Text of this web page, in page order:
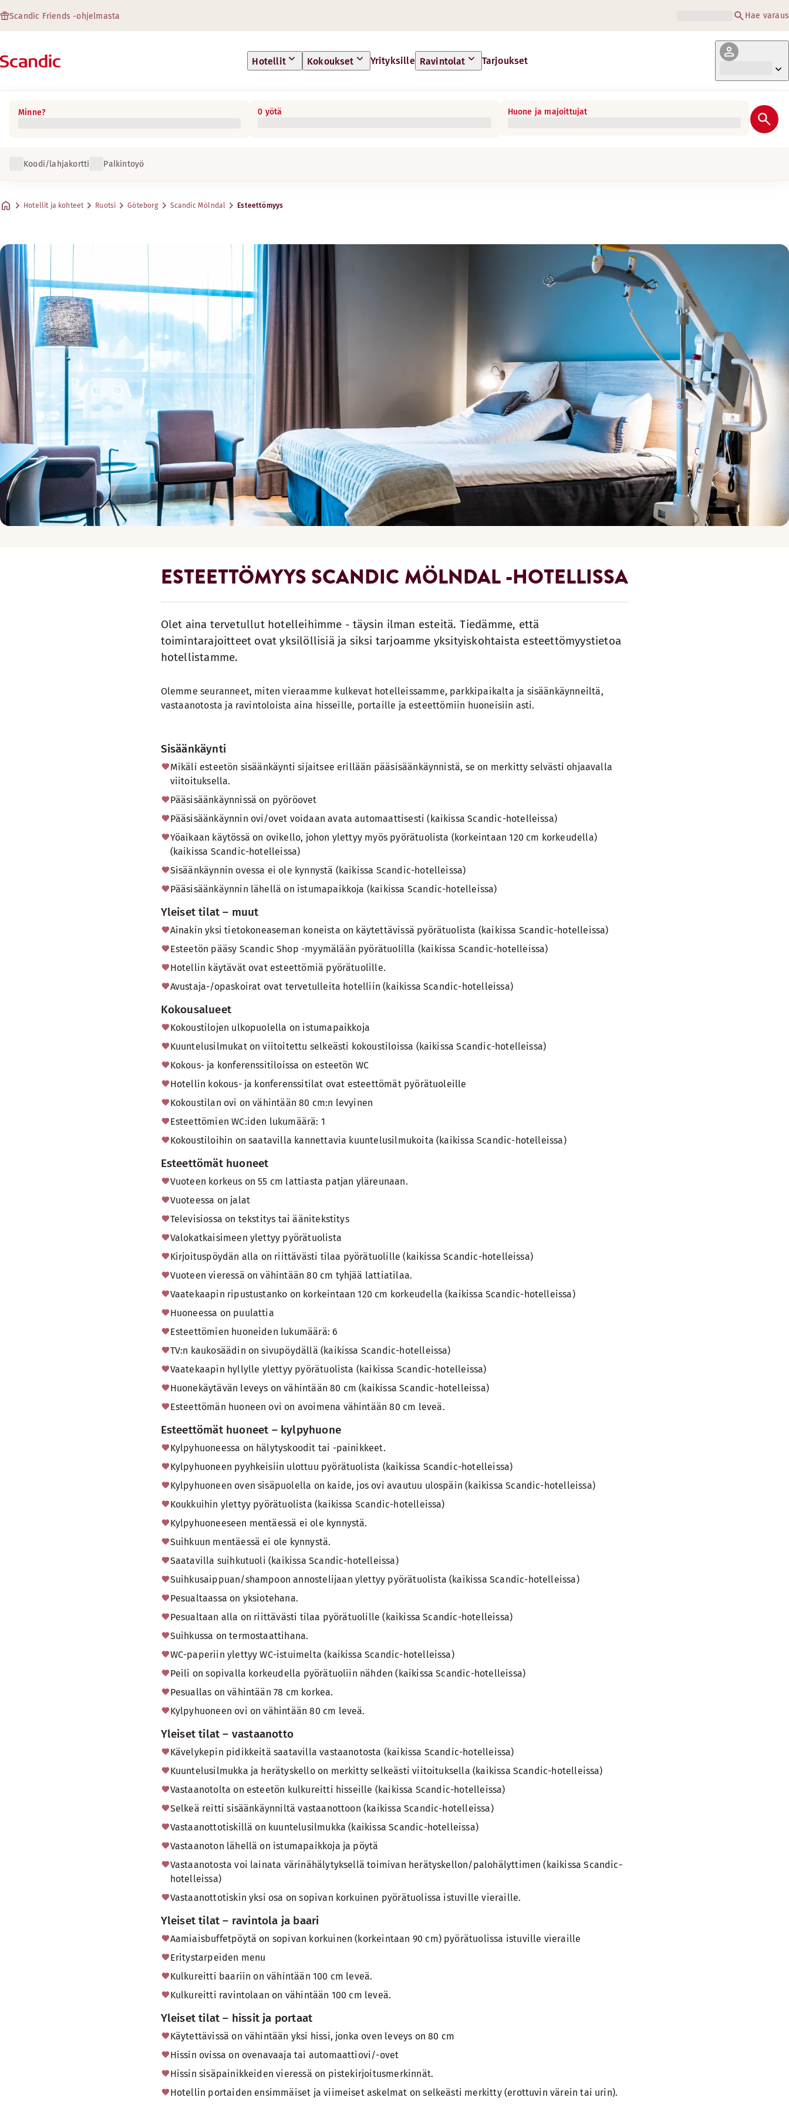
Scandic Friends -ohjelmasta Hae varaus
Hotellit Kokoukset Yrityksille Ravintolat Tarjoukset
Minne? 0 yötä Huone ja majoittujat
Koodi/lahjakortti Palkintoyö
Hotellit ja kohteet Ruotsi Göteborg Scandic Mölndal Esteettömyys
ESTEETTÖMYYS SCANDIC MÖLNDAL -HOTELLISSA
Olet aina tervetullut hotelleihimme - täysin ilman esteitä. Tiedämme, että
toimintarajoitteet ovat yksilöllisiä ja siksi tarjoamme yksityiskohtaista esteettömyystietoa
hotellistamme.
Olemme seuranneet, miten vieraamme kulkevat hotelleissamme, parkkipaikalta ja sisäänkäynneiltä,
vastaanotosta ja ravintoloista aina hisseille, portaille ja esteettömiin huoneisiin asti.
Sisäänkäynti
Mikäli esteetön sisäänkäynti sijaitsee erillään pääsisäänkäynnistä, se on merkitty selvästi ohjaavalla
viitoituksella.
Pääsisäänkäynnissä on pyöröovet
Pääsisäänkäynnin ovi/ovet voidaan avata automaattisesti (kaikissa Scandic-hotelleissa)
Yöaikaan käytössä on ovikello, johon ylettyy myös pyörätuolista (korkeintaan 120 cm korkeudella)
(kaikissa Scandic-hotelleissa)
Sisäänkäynnin ovessa ei ole kynnystä (kaikissa Scandic-hotelleissa)
Pääsisäänkäynnin lähellä on istumapaikkoja (kaikissa Scandic-hotelleissa)
Yleiset tilat – muut
Ainakin yksi tietokoneaseman koneista on käytettävissä pyörätuolista (kaikissa Scandic-hotelleissa)
Esteetön pääsy Scandic Shop -myymälään pyörätuolilla (kaikissa Scandic-hotelleissa)
Hotellin käytävät ovat esteettömiä pyörätuolille.
Avustaja-/opaskoirat ovat tervetulleita hotelliin (kaikissa Scandic-hotelleissa)
Kokousalueet
Kokoustilojen ulkopuolella on istumapaikkoja
Kuuntelusilmukat on viitoitettu selkeästi kokoustiloissa (kaikissa Scandic-hotelleissa)
Kokous- ja konferenssitiloissa on esteetön WC
Hotellin kokous- ja konferenssitilat ovat esteettömät pyörätuoleille
Kokoustilan ovi on vähintään 80 cm:n levyinen
Esteettömien WC:iden lukumäärä: 1
Kokoustiloihin on saatavilla kannettavia kuuntelusilmukoita (kaikissa Scandic-hotelleissa)
Esteettömät huoneet
Vuoteen korkeus on 55 cm lattiasta patjan yläreunaan.
Vuoteessa on jalat
Televisiossa on tekstitys tai äänitekstitys
Valokatkaisimeen ylettyy pyörätuolista
Kirjoituspöydän alla on riittävästi tilaa pyörätuolille (kaikissa Scandic-hotelleissa)
Vuoteen vieressä on vähintään 80 cm tyhjää lattiatilaa.
Vaatekaapin ripustustanko on korkeintaan 120 cm korkeudella (kaikissa Scandic-hotelleissa)
Huoneessa on puulattia
Esteettömien huoneiden lukumäärä: 6
TV:n kaukosäädin on sivupöydällä (kaikissa Scandic-hotelleissa)
Vaatekaapin hyllylle ylettyy pyörätuolista (kaikissa Scandic-hotelleissa)
Huonekäytävän leveys on vähintään 80 cm (kaikissa Scandic-hotelleissa)
Esteettömän huoneen ovi on avoimena vähintään 80 cm leveä.
Esteettömät huoneet – kylpyhuone
Kylpyhuoneessa on hälytyskoodit tai -painikkeet.
Kylpyhuoneen pyyhkeisiin ulottuu pyörätuolista (kaikissa Scandic-hotelleissa)
Kylpyhuoneen oven sisäpuolella on kaide, jos ovi avautuu ulospäin (kaikissa Scandic-hotelleissa)
Koukkuihin ylettyy pyörätuolista (kaikissa Scandic-hotelleissa)
Kylpyhuoneeseen mentäessä ei ole kynnystä.
Suihkuun mentäessä ei ole kynnystä.
Saatavilla suihkutuoli (kaikissa Scandic-hotelleissa)
Suihkusaippuan/shampoon annostelijaan ylettyy pyörätuolista (kaikissa Scandic-hotelleissa)
Pesualtaassa on yksiotehana.
Pesualtaan alla on riittävästi tilaa pyörätuolille (kaikissa Scandic-hotelleissa)
Suihkussa on termostaattihana.
WC-paperiin ylettyy WC-istuimelta (kaikissa Scandic-hotelleissa)
Peili on sopivalla korkeudella pyörätuoliin nähden (kaikissa Scandic-hotelleissa)
Pesuallas on vähintään 78 cm korkea.
Kylpyhuoneen ovi on vähintään 80 cm leveä.
Yleiset tilat – vastaanotto
Kävelykepin pidikkeitä saatavilla vastaanotosta (kaikissa Scandic-hotelleissa)
Kuuntelusilmukka ja herätyskello on merkitty selkeästi viitoituksella (kaikissa Scandic-hotelleissa)
Vastaanotolta on esteetön kulkureitti hisseille (kaikissa Scandic-hotelleissa)
Selkeä reitti sisäänkäynniltä vastaanottoon (kaikissa Scandic-hotelleissa)
Vastaanottotiskillä on kuuntelusilmukka (kaikissa Scandic-hotelleissa)
Vastaanoton lähellä on istumapaikkoja ja pöytä
Vastaanotosta voi lainata värinähälytyksellä toimivan herätyskellon/palohälyttimen (kaikissa Scandic-
hotelleissa)
Vastaanottotiskin yksi osa on sopivan korkuinen pyörätuolissa istuville vieraille.
Yleiset tilat – ravintola ja baari
Aamiaisbuffetpöytä on sopivan korkuinen (korkeintaan 90 cm) pyörätuolissa istuville vieraille
Eritystarpeiden menu
Kulkureitti baariin on vähintään 100 cm leveä.
Kulkureitti ravintolaan on vähintään 100 cm leveä.
Yleiset tilat – hissit ja portaat
Käytettävissä on vähintään yksi hissi, jonka oven leveys on 80 cm
Hissin ovissa on ovenavaaja tai automaattiovi/-ovet
Hissin sisäpainikkeiden vieressä on pistekirjoitusmerkinnät.
Hotellin portaiden ensimmäiset ja viimeiset askelmat on selkeästi merkitty (erottuvin värein tai urin).